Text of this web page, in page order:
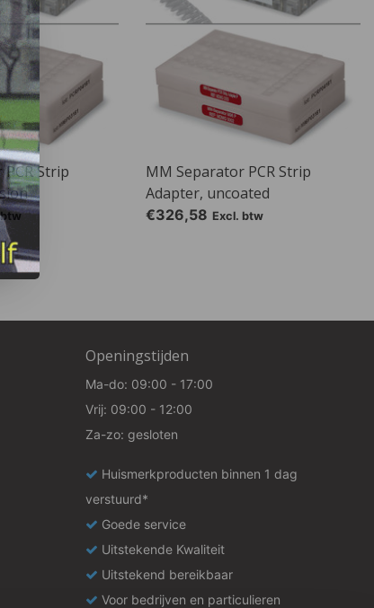
Strip
MM Separator PCR Strip
Adapter, uncoated
€326,58 Excl. btw
Openingstijden
Ma-do: 09:00 - 17:00
Vrij: 09:00 - 12:00
Za-zo: gesloten
Huismerkproducten binnen 1 dag
verstuurd*
Goede service
Uitstekende Kwaliteit
Uitstekend bereikbaar
Voor bedrijven en particulieren